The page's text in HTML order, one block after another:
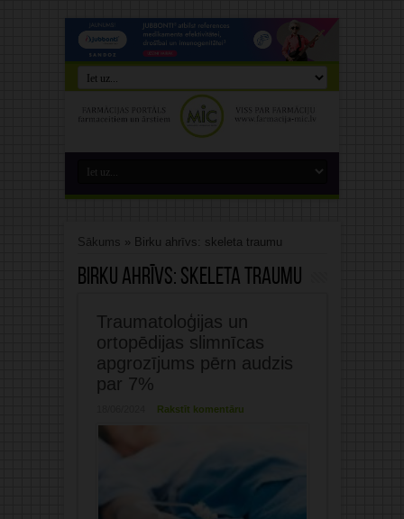
Sākums » Birku ahrīvs: skeleta traumu
Birku ahrīvs: skeleta traumu
Traumatoloģijas un
ortopēdijas slimnīcas
apgrozījums pērn audzis
par 7%
Rakstīt komentāru